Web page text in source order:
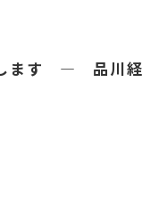
します ― 品川経